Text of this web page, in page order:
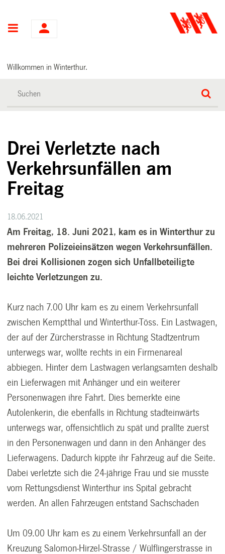
Hauptnavigation
Willkommen in Winterthur.
Drei Verletzte nach
Verkehrsunfällen am
Freitag
18.06.2021
Am Freitag, 18. Juni 2021, kam es in Winterthur zu
mehreren Polizeieinsätzen wegen Verkehrsunfällen.
Bei drei Kollisionen zogen sich Unfallbeteiligte
leichte Verletzungen zu.
Kurz nach 7.00 Uhr kam es zu einem Verkehrsunfall
zwischen Kemptthal und Winterthur-Töss. Ein Lastwagen,
der auf der Zürcherstrasse in Richtung Stadtzentrum
unterwegs war, wollte rechts in ein Firmenareal
abbiegen. Hinter dem Lastwagen verlangsamten deshalb
ein Lieferwagen mit Anhänger und ein weiterer
Personenwagen ihre Fahrt. Dies bemerkte eine
Autolenkerin, die ebenfalls in Richtung stadteinwärts
unterwegs war, offensichtlich zu spät und prallte zuerst
in den Personenwagen und dann in den Anhänger des
Lieferwagens. Dadurch kippte ihr Fahrzeug auf die Seite.
Dabei verletzte sich die 24-jährige Frau und sie musste
vom Rettungsdienst Winterthur ins Spital gebracht
werden. An allen Fahrzeugen entstand Sachschaden
Um 09.00 Uhr kam es zu einem Verkehrsunfall an der
Kreuzung Salomon-Hirzel-Strasse / Wülflingerstrasse in